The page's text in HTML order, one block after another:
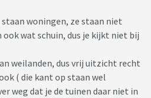
woningen, ze staan niet
wat schuin, dus je kijkt niet bij
weilanden, dus vrij uitzicht recht
( die kant op staan wel
weg dat je de tuinen daar niet in